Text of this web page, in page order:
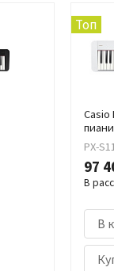
Топ
Casio
PX-
97
В
В